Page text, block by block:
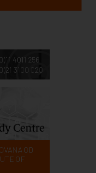
4011 256
3100 020
OD
OF